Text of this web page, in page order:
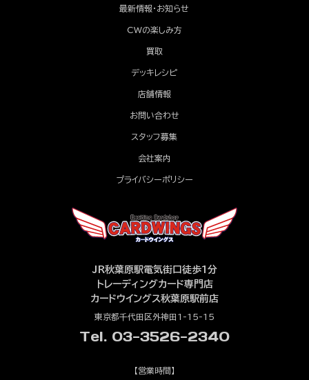
最新情報・お知らせ
CWの楽しみ方
買取
デッキレシピ
店舗情報
お問い合わせ
スタッフ募集
会社案内
プライバシーポリシー
JR秋葉原駅電気街口徒歩1分
トレーディングカード専門店
カードウイングス秋葉原駅前店
東京都千代田区外神田1-15-15
Tel. 03-3526-2340
【営業時間】